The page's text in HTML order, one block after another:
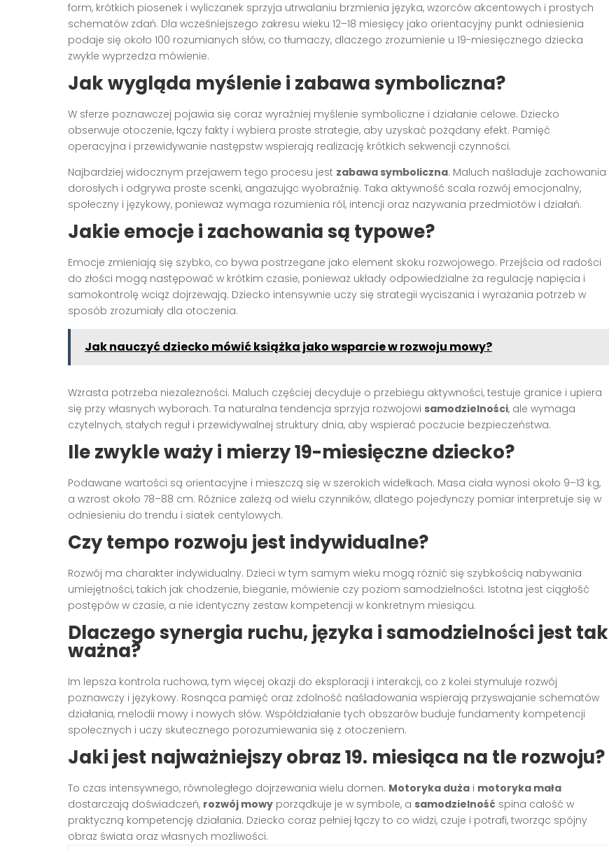
form, krótkich piosenek i wyliczanek sprzyja utrwalaniu brzmienia języka, wzorców akcentowych i prostych
schematów zdań. Dla wcześniejszego zakresu wieku 12–18 miesięcy jako orientacyjny punkt odniesienia
podaje się około 100 rozumianych słów, co tłumaczy, dlaczego zrozumienie u 19-miesięcznego dziecka
zwykle wyprzedza mówienie.
Jak wygląda myślenie i zabawa symboliczna?
W sferze poznawczej pojawia się coraz wyraźniej myślenie symboliczne i działanie celowe. Dziecko
obserwuje otoczenie, łączy fakty i wybiera proste strategie, aby uzyskać pożądany efekt. Pamięć
operacyjna i przewidywanie następstw wspierają realizację krótkich sekwencji czynności.
Najbardziej widocznym przejawem tego procesu jest zabawa symboliczna. Maluch naśladuje zachowania
dorosłych i odgrywa proste scenki, angażując wyobraźnię. Taka aktywność scala rozwój emocjonalny,
społeczny i językowy, ponieważ wymaga rozumienia ról, intencji oraz nazywania przedmiotów i działań.
Jakie emocje i zachowania są typowe?
Emocje zmieniają się szybko, co bywa postrzegane jako element skoku rozwojowego. Przejścia od radości
do złości mogą następować w krótkim czasie, ponieważ układy odpowiedzialne za regulację napięcia i
samokontrolę wciąż dojrzewają. Dziecko intensywnie uczy się strategii wyciszania i wyrażania potrzeb w
sposób zrozumiały dla otoczenia.
Jak nauczyć dziecko mówić książka jako wsparcie w rozwoju mowy?
Wzrasta potrzeba niezależności. Maluch częściej decyduje o przebiegu aktywności, testuje granice i upiera
się przy własnych wyborach. Ta naturalna tendencja sprzyja rozwojowi samodzielności, ale wymaga
czytelnych, stałych reguł i przewidywalnej struktury dnia, aby wspierać poczucie bezpieczeństwa.
Ile zwykle waży i mierzy 19-miesięczne dziecko?
Podawane wartości są orientacyjne i mieszczą się w szerokich widełkach. Masa ciała wynosi około 9–13 kg,
a wzrost około 78–88 cm. Różnice zależą od wielu czynników, dlatego pojedynczy pomiar interpretuje się w
odniesieniu do trendu i siatek centylowych.
Czy tempo rozwoju jest indywidualne?
Rozwój ma charakter indywidualny. Dzieci w tym samym wieku mogą różnić się szybkością nabywania
umiejętności, takich jak chodzenie, bieganie, mówienie czy poziom samodzielności. Istotna jest ciągłość
postępów w czasie, a nie identyczny zestaw kompetencji w konkretnym miesiącu.
Dlaczego synergia ruchu, języka i samodzielności jest tak
ważna?
Im lepsza kontrola ruchowa, tym więcej okazji do eksploracji i interakcji, co z kolei stymuluje rozwój
poznawczy i językowy. Rosnąca pamięć oraz zdolność naśladowania wspierają przyswajanie schematów
działania, melodii mowy i nowych słów. Współdziałanie tych obszarów buduje fundamenty kompetencji
społecznych i uczy skutecznego porozumiewania się z otoczeniem.
Jaki jest najważniejszy obraz 19. miesiąca na tle rozwoju?
To czas intensywnego, równoległego dojrzewania wielu domen. Motoryka duża i motoryka mała
dostarczają doświadczeń, rozwój mowy porządkuje je w symbole, a samodzielność spina całość w
praktyczną kompetencję działania. Dziecko coraz pełniej łączy to co widzi, czuje i potrafi, tworząc spójny
obraz świata oraz własnych możliwości.